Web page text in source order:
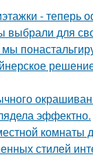
- теперь
выбрали для
эффектно.
комнаты
стилей